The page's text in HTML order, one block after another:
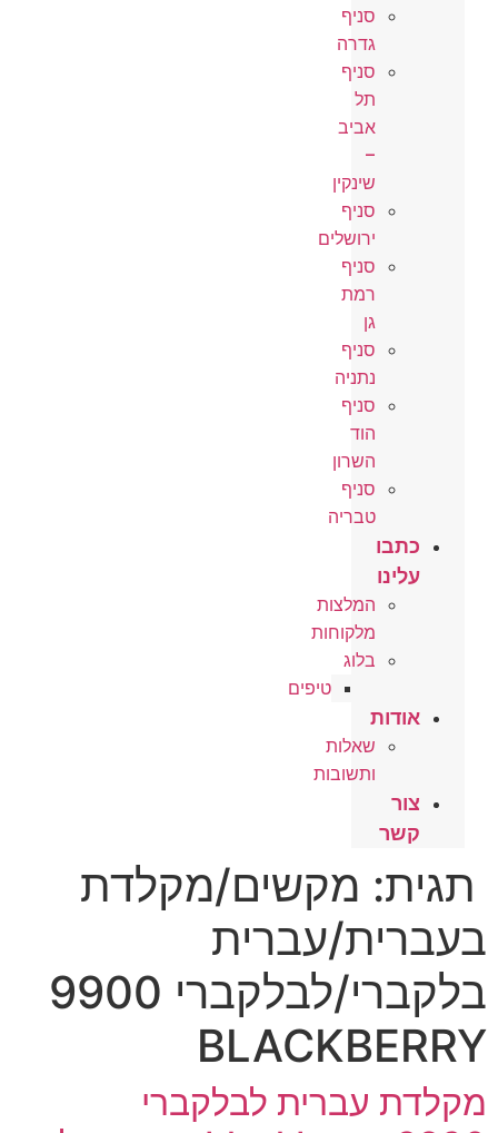
סניף
גדרה
סניף
תל
אביב
–
שינקין
סניף
ירושלים
סניף
רמת
גן
סניף
נתניה
סניף
הוד
השרון
סניף
טבריה
כתבו
עלינו
המלצות
מלקוחות
בלוג
טיפים
אודות
שאלות
ותשובות
צור
קשר
תגית: מקשים/מקלדת
בעברית/עברית
בלקברי/לבלקברי 9900
BLACKBERRY
מקלדת עברית לבלקברי